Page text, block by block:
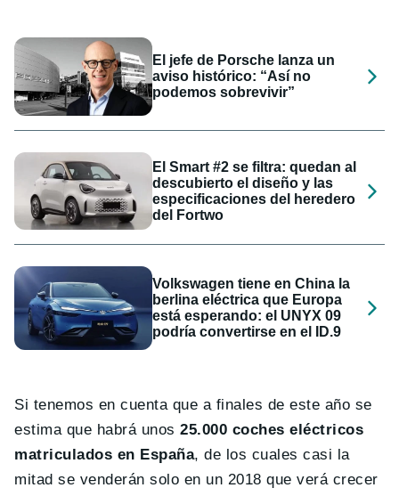
El jefe de Porsche lanza un
aviso histórico: “Así no
podemos sobrevivir”
El Smart #2 se filtra: quedan al
descubierto el diseño y las
especificaciones del heredero
del Fortwo
Volkswagen tiene en China la
berlina eléctrica que Europa
está esperando: el UNYX 09
podría convertirse en el ID.9
Si tenemos en cuenta que a finales de este año se
estima que habrá unos25.000 coches eléctricos
matriculados en España, de los cuales casi la
mitad se venderán solo en un 2018 que verá crecer